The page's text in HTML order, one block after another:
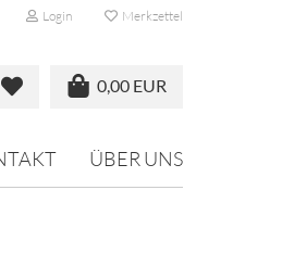
Login Merkzettel
0,00 EUR
ÜBER UNS